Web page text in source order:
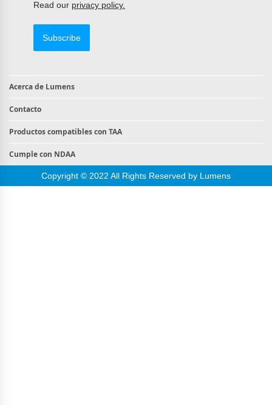
Read our privacy policy.
Subscribe
Acerca de Lumens
Contacto
Productos compatibles con TAA
Cumple con NDAA
Copyright © 2022 All Rights Reserved by Lumens